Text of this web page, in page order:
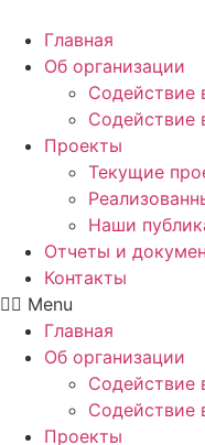
Главная
Об организации
Содействие
Содействие
Проекты
Текущие
Наши
Отчеты и
Контакты
Menu
Главная
Об организации
Содействие
Содействие
Проекты